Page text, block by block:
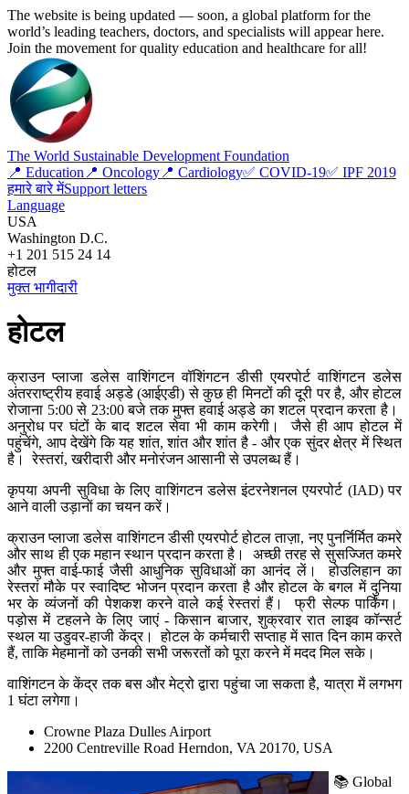
The website is being updated — soon, a global platform for the
world’s leading teachers, doctors, and specialists will appear here.
Join the movement for quality education and healthcare for all!
The World Sustainable Development Foundation
📍 Education 📍 Oncology 📍 Cardiology✅ COVID-19✅ IPF 2019
हमारे बारे मेंSupport letters
Language
USA
Washington D.C.
+1 201 515 24 14
होटल
मुक्त भागीदारी
होटल
क्राउन प्लाजा डलेस वाशिंगटन वॉशिंगटन डीसी एयरपोर्ट वाशिंगटन डलेस
अंतरराष्ट्रीय हवाई अड्डे (आईएडी) से कुछ ही मिनटों की दूरी पर है, और होटल
रोजाना 5:00 से 23:00 बजे तक मुफ्त हवाई अड्डे का शटल प्रदान करता है।
अनुरोध पर घंटों के बाद शटल सेवा भी काम करेगी। जैसे ही आप होटल में
पहुंचेंगे, आप देखेंगे कि यह शांत, शांत और शांत है - और एक सुंदर क्षेत्र में स्थित
है। रेस्तरां, खरीदारी और मनोरंजन आसानी से उपलब्ध हैं।
कृपया अपनी सुविधा के लिए वाशिंगटन डलेस इंटरनेशनल एयरपोर्ट (IAD) पर
आने वाली उड़ानों का चयन करें।
क्राउन प्लाजा डलेस वाशिंगटन डीसी एयरपोर्ट होटल ताज़ा, नए पुनर्निर्मित कमरे
और साथ ही एक महान स्थान प्रदान करता है। अच्छी तरह से सुसज्जित कमरे
और मुफ्त वाई-फाई जैसी आधुनिक सुविधाओं का आनंद लें। होउलिहान का
रेस्तरां मौके पर स्वादिष्ट भोजन प्रदान करता है और होटल के बगल में दुनिया
भर के व्यंजनों की पेशकश करने वाले कई रेस्तरां हैं। फ्री सेल्फ पार्किंग।
पड़ोस में टहलने के लिए जाएं - किसान बाजार, शुक्रवार रात लाइव कॉन्सर्ट
स्थल या उडुवर-हाजी केंद्र। होटल के कर्मचारी सप्ताह में सात दिन काम करते
हैं, ताकि मेहमानों को उनकी सभी जरूरतों को पूरा करने में मदद मिल सके।
वाशिंगटन के केंद्र तक बस और मेट्रो द्वारा पहुंचा जा सकता है, यात्रा में लगभग
1 घंटा लगेगा।
Crowne Plaza Dulles Airport
2200 Centreville Road Herndon, VA 20170, USA
📚 Global